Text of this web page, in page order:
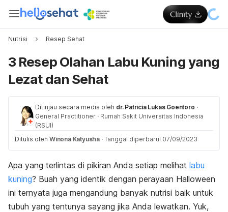
Nutrisi Resep Sehat
3 Resep Olahan Labu Kuning yang
Lezat dan Sehat
Ditinjau secara medis oleh dr. Patricia Lukas Goentoro ·
General Practitioner · Rumah Sakit Universitas Indonesia
(RSUI)
Ditulis oleh Winona Katyusha · Tanggal diperbarui 07/09/2023
Apa yang terlintas di pikiran Anda setiap melihat labu
kuning? Buah yang identik dengan perayaan Halloween
ini ternyata juga mengandung banyak nutrisi baik untuk
tubuh yang tentunya sayang jika Anda lewatkan. Yuk,